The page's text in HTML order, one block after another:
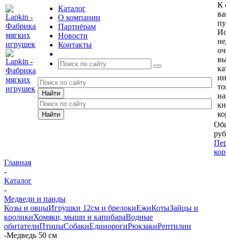
Каталог
О компании
Партнёрам
Новости
Контакты
К
Главная
-
Каталог
-
Медведи и панды
Козы и овцыИгрушки 12см и брелокиЕжиКотыЗайцы и
кроликиХомяки, мыши и капибараВодные
обитателиПтицыСобакиЕдинорогиРюкзакиРептилии
-Медведь 50 см